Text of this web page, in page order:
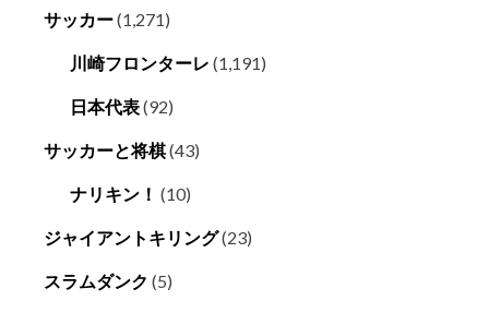
サッカー(1,271)
川崎フロンターレ (1,191)
日本代表(92)
サッカーと将棋(43)
ナリキン！ (10)
ジャイアントキリング(23)
スラムダンク (5)